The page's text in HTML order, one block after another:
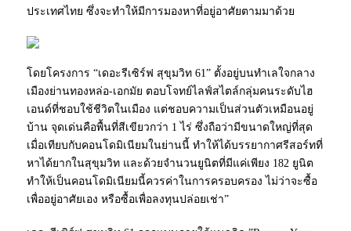
ประเทศไทย ซึ่งจะทำให้มีการมองหาที่อยู่อาศัยตามมาด้วย
โดยโครงการ “เดอะรีเซิร์ฟ สุขุมวิท 61” ตั้งอยู่บนทำเลใจกลาง
เมืองย่านทองหล่อ-เอกมัย ตอบโจทย์ไลฟ์สไตล์กลุ่มคนระดับไฮ
เอนด์ที่ชอบใช้ชีวิตในเมือง แต่ชอบความเป็นส่วนตัวเหมือนอยู่
บ้าน จุดเด่นคือพื้นที่สีเขียวกว่า 1 ไร่ ซึ่งถือว่ามีขนาดใหญ่ที่สุด
เมื่อเทียบกับคอนโดมิเนียมในย่านนี้ ทำให้ได้บรรยากาศรีสอร์ทที่
หาได้ยากในสุขุมวิท และด้วยจำนวนยูนิตที่มีแค่เพียง 182 ยูนิต
ทำให้เป็นคอนโดมิเนียมนี้ควรค่าในการครอบครอง ไม่ว่าจะซื้อ
เพื่ออยู่อาศัยเอง หรือซื้อเพื่อลงทุนปล่อยเช่า”